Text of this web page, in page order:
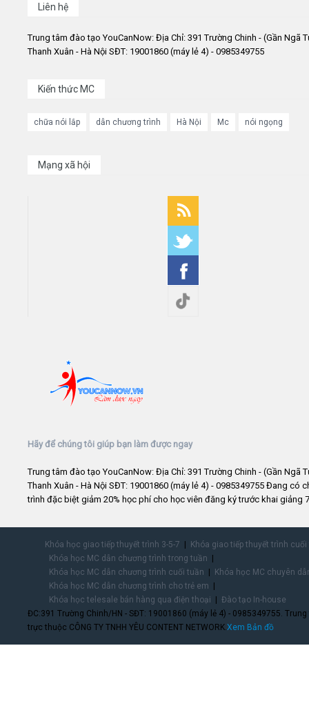
Liên hệ
Trung tâm đào tạo YouCanNow: Địa Chỉ: 391 Trường Chinh - (Gần Ngã
Thanh Xuân - Hà Nội SĐT: 19001860 (máy lẻ 4) - 0985349755
Kiến thức MC
chữa nói lắp dẫn chương trình Hà Nội Mc nói ngọng
Mạng xã hội
Hãy để chúng tôi giúp bạn làm được ngay
Trung tâm đào tạo YouCanNow: Địa Chỉ: 391 Trường Chinh - (Gần Ngã
Thanh Xuân - Hà Nội SĐT: 19001860 (máy lẻ 4) - 0985349755 Đang có
trình đặc biệt giảm 20% học phí cho học viên đăng ký trước khai giảng
Khóa học giao tiếp thuyết trình 3-5-7
Khóa giao tiếp thuyết trình
Khóa học MC dẫn chương trình trong tuần
Khóa học MC dẫn chương trình cuối tuần
Khóa học MC chuyên
Khóa học MC dẫn chương trình cho trẻ em
Khóa học telesale bán hàng qua điện thoại
Đào tạo In-house
ĐC:391 Trường Chinh/HN - SĐT: 19001860 (máy lẻ 4) - 0985349755.
trực thuộc CÔNG TY TNHH YÊU CONTENT NETWORK.Xem Bản đồ